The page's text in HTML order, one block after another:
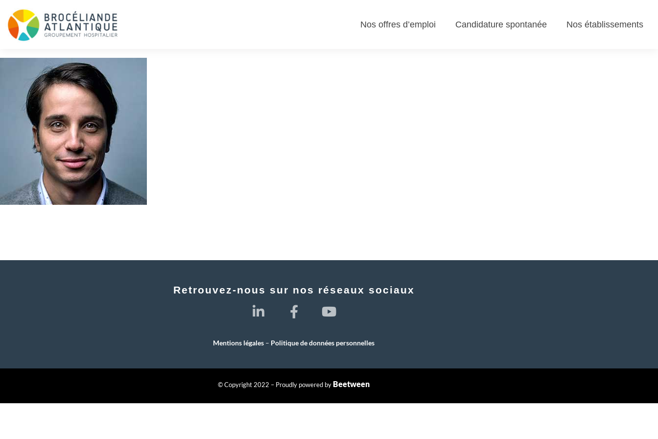
Nos offres d’emploi Candidature spontanée Nos établissements
Retrouvez-nous sur nos réseaux sociaux
Mentions légales – Politique de données personnelles
© Copyright 2022 – Proudly powered by Beetween